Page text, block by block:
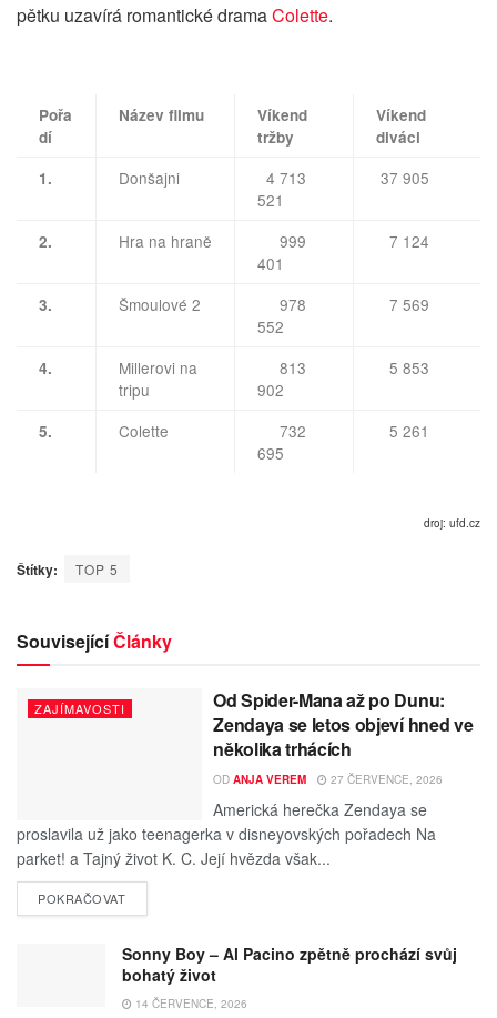
pětku uzavírá romantické dramaColette.
Pořa
dí
Název filmu
Víkend
tržby
Víkend
diváci
1.
Donšajni
4 713
521
37 905
2. Hra na hraně
999
401
7 124
3. Šmoulové 2
978
552
7 569
4.
Millerovi na
tripu
813
902
5 853
5. Colette
732
695
5 261
droj: ufd.cz
Štítky: TOP 5
SouvisejícíČlánky
ZAJÍMAVOSTI
Od Spider-Mana až po Dunu:
Zendaya se letos objeví hned ve
několika trhácích
OD ANJA VEREM 27 ČERVENCE, 2026
Americká herečka Zendaya se
proslavila už jako teenagerka v disneyovských pořadech Na
parket! a Tajný život K. C. Její hvězda však...
POKRAČOVAT
Sonny Boy – Al Pacino zpětně prochází svůj
bohatý život
14 ČERVENCE, 2026